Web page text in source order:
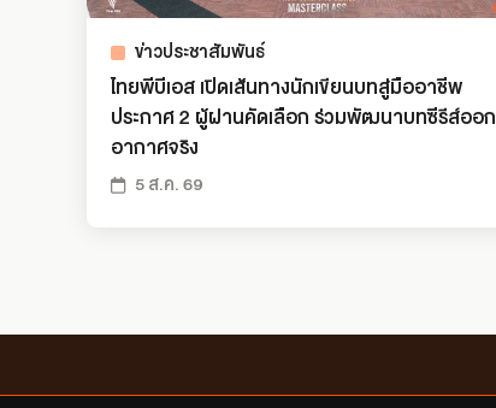
ข่าวประชาสัมพันธ์
ไทยพีบีเอส เปิดเส้นทางนักเขียนบทสู่มืออาชีพ
ประกาศ 2 ผู้ผ่านคัดเลือก ร่วมพัฒนาบทซีรีส์ออก
อากาศจริง
5 ส.ค. 69